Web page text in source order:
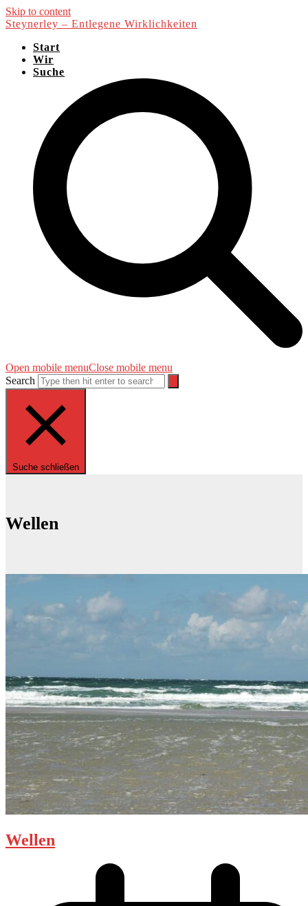
Skip to content
Steynerley – Entlegene Wirklichkeiten
Start
Wir
Suche
Open mobile menuClose mobile menu
Search
Suche schließen
Wellen
Wellen